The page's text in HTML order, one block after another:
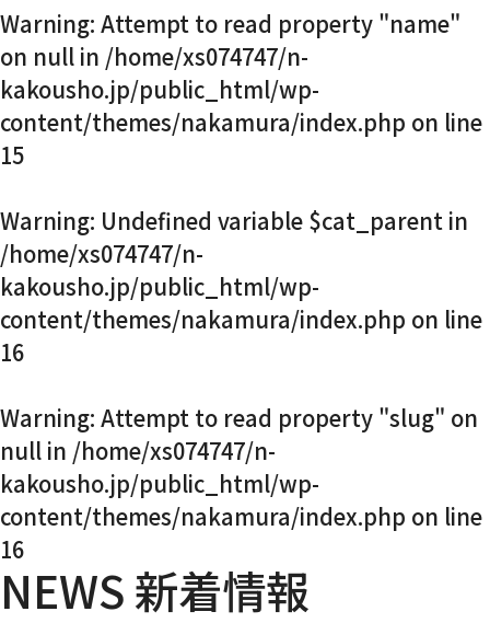
Warning: Attempt to read property "name"
on null in /home/xs074747/n-
kakousho.jp/public_html/wp-
content/themes/nakamura/index.php on line
15
Warning: Undefined variable $cat_parent in
/home/xs074747/n-
kakousho.jp/public_html/wp-
content/themes/nakamura/index.php on line
16
Warning: Attempt to read property "slug" on
null in /home/xs074747/n-
kakousho.jp/public_html/wp-
content/themes/nakamura/index.php on line
16
NEWS新着情報